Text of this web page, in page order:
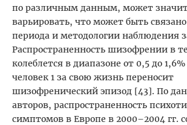
по различным данным, может
варьировать, что может быть
периода и методологии наблюдения
Распространенность шизофрении в
колеблется в диапазоне от 0,5 до 1,6%
человек 1 за свою жизнь переносит
шизофренический эпизод [43]. По
авторов, распространенность
симптомов в Европе в 2000–2004 гг.